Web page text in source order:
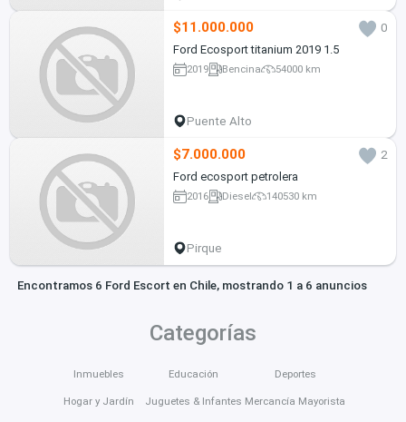
$11.000.000
0
Ford Ecosport titanium 2019 1.5
2019 Bencina 54000 km
Puente Alto
$7.000.000
2
Ford ecosport petrolera
2016 Diesel 140530 km
Pirque
Encontramos 6 Ford Escort en Chile, mostrando 1 a 6 anuncios
Categorías
Inmuebles
Hogar y Jardín
Educación
Juguetes & Infantes
Deportes
Mercancía Mayorista